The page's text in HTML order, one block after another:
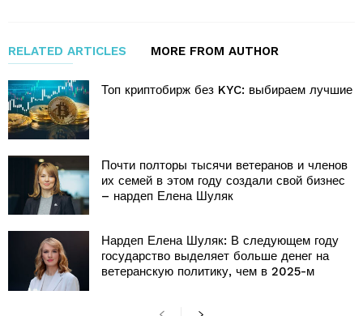
RELATED ARTICLES MORE FROM AUTHOR
Топ криптобирж без KYC: выбираем лучшие
Почти полторы тысячи ветеранов и членов
их семей в этом году создали свой бизнес
– нардеп Елена Шуляк
Нардеп Елена Шуляк: В следующем году
государство выделяет больше денег на
ветеранскую политику, чем в 2025-м